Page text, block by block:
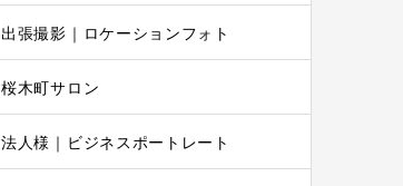
出張撮影｜ロケーションフォト
桜木町サロン
法人様｜ビジネスポートレート